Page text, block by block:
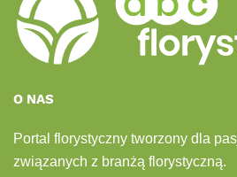
O NAS
Portal florystyczny tworzony dla
związanych z branżą florystyczną.